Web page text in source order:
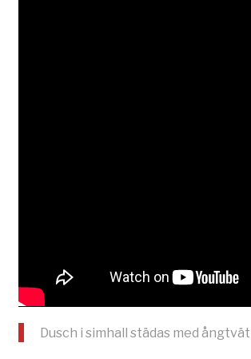
Dusch i simhall städas med